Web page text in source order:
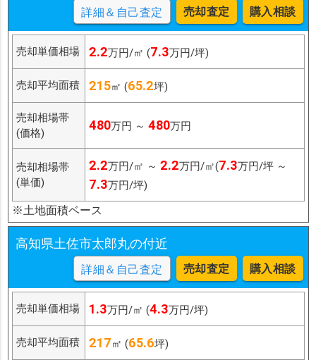
詳細＆自己査定 売却査定 購入相談
売却単価相場 2.2万円/㎡ (7.3万円/坪)
売却平均面積 215㎡ (65.2坪)
売却相場帯
(価格)
480万円 ～ 480万円
売却相場帯
(単価)
2.2万円/㎡ ～ 2.2万円/㎡(7.3万円/坪 ～
7.3万円/坪)
※土地面積ベース
高知県土佐市太郎丸の付近
詳細＆自己査定 売却査定 購入相談
売却単価相場 1.3万円/㎡ (4.3万円/坪)
売却平均面積 217㎡ (65.6坪)